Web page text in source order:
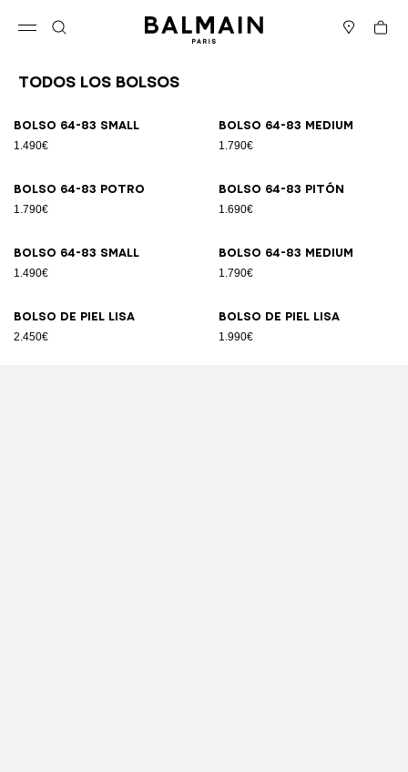
Cesta
Todos los Bolsos
Bolso 64-83 Small
1.490€
Bolso 64-83 Medium
1.790€
Bolso 64-83 potro
1.790€
Bolso 64-83 pitón
1.690€
Bolso 64-83 Small
1.490€
Bolso 64-83 Medium
1.790€
Bolso de piel lisa
2.450€
Bolso de piel lisa
1.990€